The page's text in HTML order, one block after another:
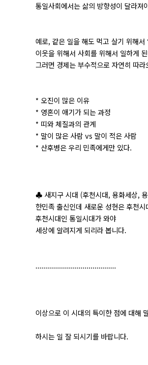
통일사회에서는 삶의 방향성이 달라져
예로, 같은 일을 해도 먹고 살기 위해
이웃을 위해서 사회를 위해서 일하게
그러면 경제는 부수적으로 자연히 따
* 오진이 많은 이유
* 영혼이 애기가 되는 과정
* 띠와 체질과의 관계
* 말이 많은 사람 vs 말이 적은 사람
* 산후병은 우리 민족에게만 있다.
♣ 새지구 시대 (후천시대, 용화세상,
한민족 출신인데 새로운 성현은 후천
후천시대인 통일시대가 와야
세상에 알려지게 되리라 봅니다.
.........................................
이상으로 이 시대의 특이한 점에 대해
하시는 일 잘 되시기를 바랍니다.